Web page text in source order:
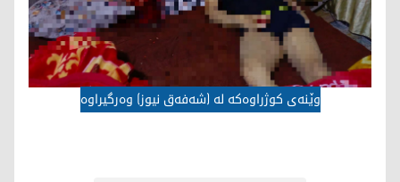
وێنەی کوژراوەکە لە (شەفەق نیوز) وەرگیراوە